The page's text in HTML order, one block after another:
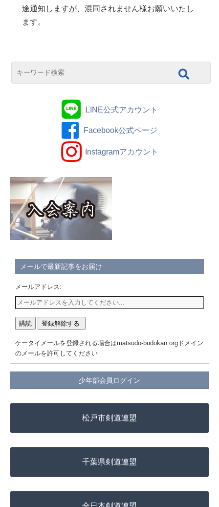
途通知しますが、混同されません様お願いいたし
ます。
LINE公式アカウント
Facebook公式ページ
Instagramアカウント
メールで最新記事をお届け
メールアドレス:
ケータイメールを登録される場合はmatsudo-budokan.orgドメイン
のメールを許可してください
少年部会員ログイン
松戸市剣道連盟
千葉県剣道連盟